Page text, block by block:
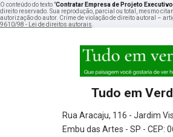
O conteúdo do texto "Contratar Empresa de Projeto
direito reservado. Sua reprodução, parcial ou total, mesmo
autorização do autor. Crime de violação de direito autoral –
9610/98 - Lei de direitos autorais
Tudo em
Rua Aracaju, 116 - Jardim
Embu das Artes - SP - CEP: